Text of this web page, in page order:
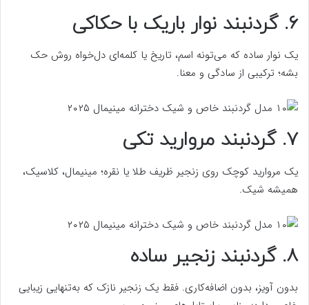
۶. گردنبند نوار باریک با حکاکی
یک نوار ساده که می‌تونه اسم، تاریخ یا کلمه‌ای دل‌خواه روش حک
بشه؛ ترکیبی از سادگی و معنا.
۷. گردنبند مروارید تکی
یک مروارید کوچک روی زنجیر ظریف طلا یا نقره؛ مینیمال، کلاسیک،
همیشه شیک.
۸. گردنبند زنجیر ساده
بدون آویز، بدون اضافه‌کاری. فقط یک زنجیر نازک که به‌تنهایی زیبایی